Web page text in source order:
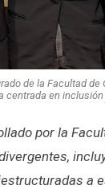
de la Facultad
centrada en
por la
a